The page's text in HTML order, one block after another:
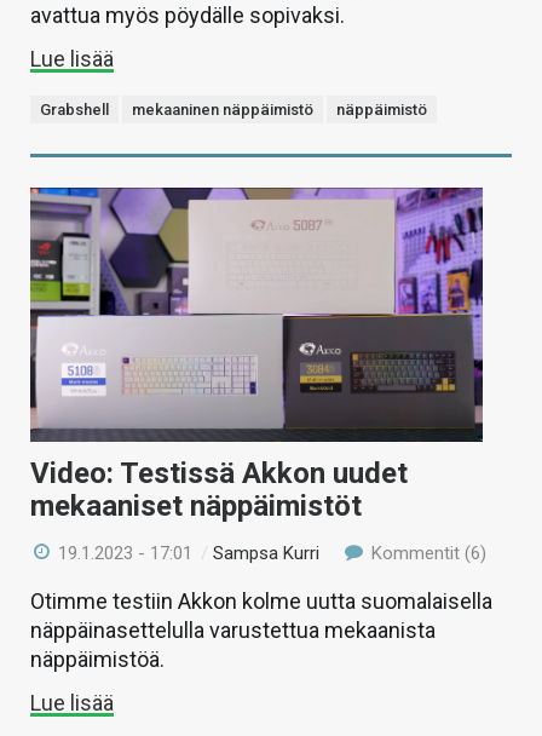
avattua myös pöydälle sopivaksi.
Lue lisää
Grabshell mekaaninen näppäimistö näppäimistö
Video: Testissä Akkon uudet
mekaaniset näppäimistöt
19.1.2023 - 17:01 /Sampsa Kurri Kommentit (6)
Otimme testiin Akkon kolme uutta suomalaisella
näppäinasettelulla varustettua mekaanista
näppäimistöä.
Lue lisää